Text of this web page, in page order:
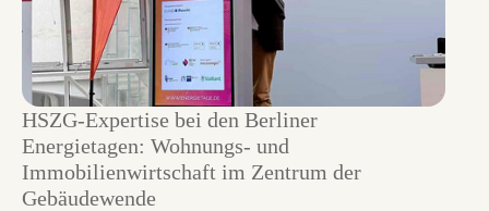
HSZG-Expertise bei den Berliner
Energietagen: Wohnungs- und
Immobilienwirtschaft im Zentrum der
Gebäudewende